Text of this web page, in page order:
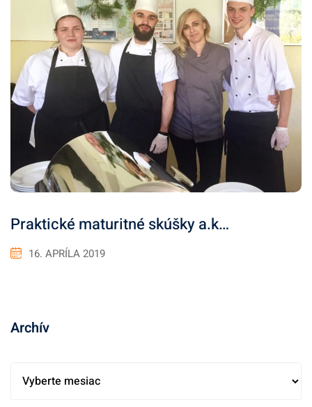
Praktické maturitné skúšky a.k…
16. APRÍLA 2019
Archív